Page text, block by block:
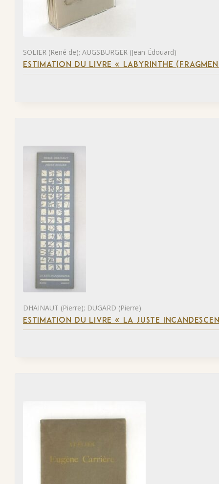
SOLIER (René de); AUGSBURGER (Jean-Édouard)
ESTIMATION DU LIVRE « LABYRINTHE
DHAINAUT (Pierre); DUGARD (Pierre)
ESTIMATION DU LIVRE « LA JUSTE